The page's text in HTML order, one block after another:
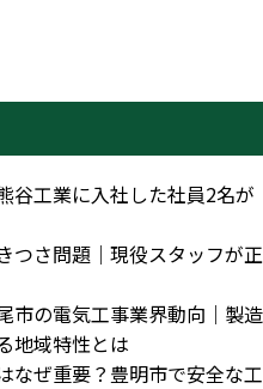
谷工業に入社した社員2名が
つさ問題｜現役スタッフが正
市の電気工事業界動向｜製造
地域特性とは
なぜ重要？豊明市で安全な工